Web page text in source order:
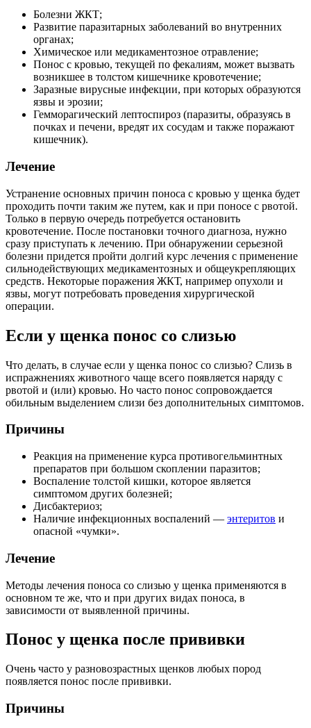
Болезни ЖКТ;
Развитие паразитарных заболеваний во внутренних
органах;
Химическое или медикаментозное отравление;
Понос с кровью, текущей по фекалиям, может вызвать
возникшее в толстом кишечнике кровотечение;
Заразные вирусные инфекции, при которых образуются
язвы и эрозии;
Гемморагический лептоспироз (паразиты, образуясь в
почках и печени, вредят их сосудам и также поражают
кишечник).
Лечение
Устранение основных причин поноса с кровью у щенка будет
проходить почти таким же путем, как и при поносе с рвотой.
Только в первую очередь потребуется остановить
кровотечение. После постановки точного диагноза, нужно
сразу приступать к лечению. При обнаружении серьезной
болезни придется пройти долгий курс лечения с применение
сильнодействующих медикаментозных и общеукрепляющих
средств. Некоторые поражения ЖКТ, например опухоли и
язвы, могут потребовать проведения хирургической
операции.
Если у щенка понос со слизью
Что делать, в случае если у щенка понос со слизью? Слизь в
испражнениях животного чаще всего появляется наряду с
рвотой и (или) кровью. Но часто понос сопровождается
обильным выделением слизи без дополнительных симптомов.
Причины
Реакция на применение курса противогельминтных
препаратов при большом скоплении паразитов;
Воспаление толстой кишки, которое является
симптомом других болезней;
Дисбактериоз;
Наличие инфекционных воспалений — энтеритов и
опасной «чумки».
Лечение
Методы лечения поноса со слизью у щенка применяются в
основном те же, что и при других видах поноса, в
зависимости от выявленной причины.
Понос у щенка после прививки
Очень часто у разновозрастных щенков любых пород
появляется понос после прививки.
Причины